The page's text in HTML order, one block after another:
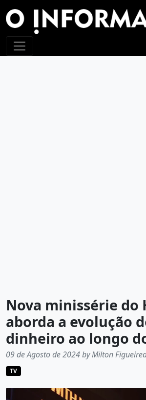
Nova minissérie do
aborda a evolução
dinheiro ao longo
09 de Agosto de 2024 by Milton
TV